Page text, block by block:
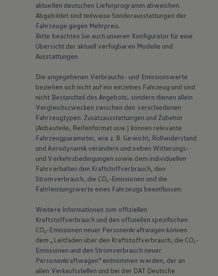
aktuellen deutschen Lieferprogramm abweichen.
Abgebildet sind teilweise Sonderausstattungen der
Fahrzeuge gegen Mehrpreis.
Bitte beachten Sie auch unseren Konfigurator für eine
Übersicht der aktuell verfügbaren Modelle und
Ausstattungen.
Die angegebenen Verbrauchs- und Emissionswerte
beziehen sich nicht auf ein einzelnes Fahrzeug und sind
nicht Bestandteil des Angebots, sondern dienen allein
Vergleichszwecken zwischen den verschiedenen
Fahrzeugtypen. Zusatzausstattungen und Zubehör
(Anbauteile, Reifenformat usw.) können relevante
Fahrzeugparameter, wie z. B. Gewicht, Rollwiderstand
und Aerodynamik verändern und neben Witterungs-
und Verkehrsbedingungen sowie dem individuellen
Fahrverhalten den Kraftstoffverbrauch, den
Stromverbrauch, die CO₂-Emissionen und die
Fahrleistungswerte eines Fahrzeugs beeinflussen.
Weitere Informationen zum offiziellen
Kraftstoffverbrauch und den offiziellen spezifischen
CO₂-Emissionen neuer Personenkraftwagen können
dem „Leitfaden über den Kraftstoffverbrauch, die CO₂-
Emissionen und den Stromverbrauch neuer
Personenkraftwagen“ entnommen werden, der an
allen Verkaufsstellen und bei der DAT Deutsche